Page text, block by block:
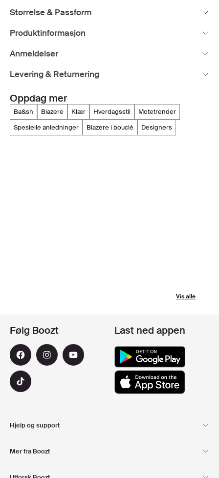
Størrelse & Passform
Produktinformasjon
Anmeldelser
Levering & Returnering
Oppdag mer
ba&sh blazere klær hverdagsstil
motetrender
spesielle anledninger
blazere i bouclé designers
Vis alle
Hjelp og support
Mer fra Boozt
Følg Boozt Last ned appen